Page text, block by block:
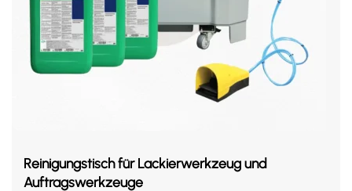
Reinigungstisch für Lackierwerkzeug und
Auftragswerkzeuge